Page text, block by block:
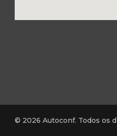
© 2026 Autoconf. Todos os